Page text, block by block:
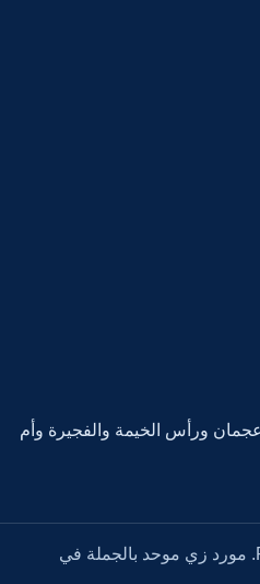
ورأس الخيمة والفجيرة وأم
© 2026 أورينت يونيفورمز FZE. مورد زي موحد بالجملة في